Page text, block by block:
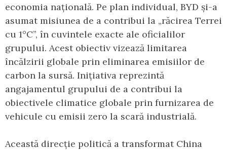
economia națională. Pe plan individual, BYD și-a
asumat misiunea de a contribui la „răcirea Terrei
cu 1°C”, în cuvintele exacte ale oficialilor
grupului. Acest obiectiv vizează limitarea
încălzirii globale prin eliminarea emisiilor de
carbon la sursă. Inițiativa reprezintă
angajamentul grupului de a contribui la
obiectivele climatice globale prin furnizarea de
vehicule cu emisii zero la scară industrială.
Această direcție politică a transformat China